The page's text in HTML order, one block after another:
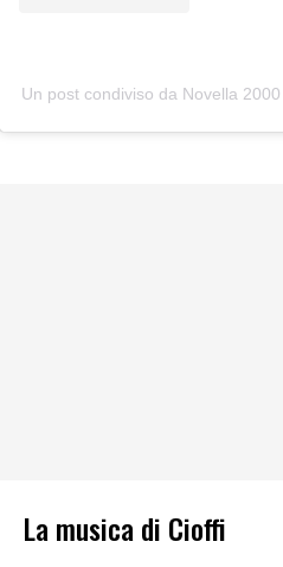
Un post condiviso da Novella
La musica di Cioffi